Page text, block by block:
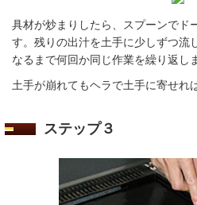
具材が炒まりしたら、スプーンでド
す。残りの出汁を土手に少しずつ流
なるまで何回か同じ作業を繰り返し
土手が崩れてもヘラで土手に寄せれ
ステップ３